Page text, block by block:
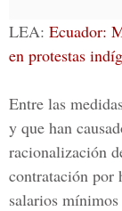
LEA: Ecuador:
en protestas
Entre las
y que han
racionalización
contratación por
salarios